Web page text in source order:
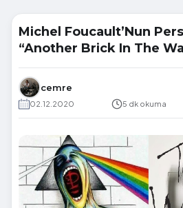
Michel Foucault’Nun
“Another Brick In The
cemre
02.12.2020 5 dk okuma